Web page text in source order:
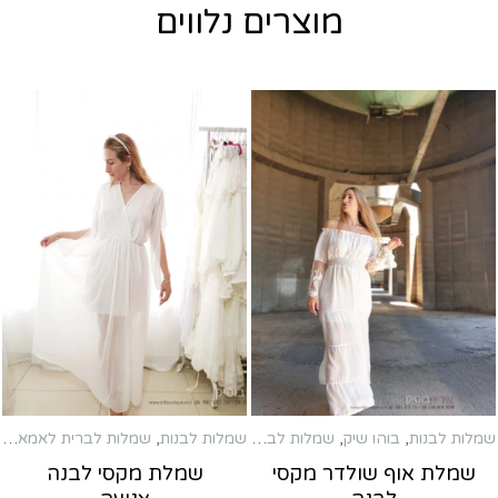
מוצרים נלווים
שמלות לבנות, בוהו שיק, שמלות לברית לאמא ,שמלות מקסי
שמלת אוף שולדר מקסי
שמלות לבנות, שמלות לברית לאמא,
שמלת מקסי לבנה